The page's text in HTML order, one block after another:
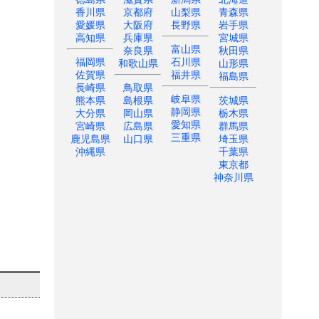
香川県
愛媛県
高知県
福岡県
佐賀県
長崎県
熊本県
大分県
宮崎県
鹿児島県
沖縄県
京都府
大阪府
兵庫県
奈良県
和歌山県
鳥取県
島根県
岡山県
広島県
山口県
山梨県
長野県
富山県
石川県
福井県
岐阜県
静岡県
愛知県
三重県
青森県
岩手県
宮城県
秋田県
山形県
福島県
茨城県
栃木県
群馬県
埼玉県
千葉県
東京都
神奈川県